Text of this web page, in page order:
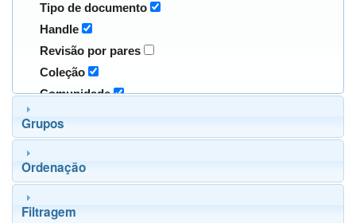
Tipo de documento
Handle
Revisão por pares
Coleção
Comunidade
Grupos
Ordenação
Filtragem